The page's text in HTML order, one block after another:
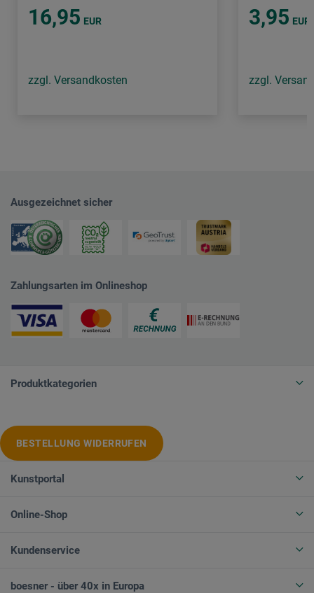
16,95 EUR
zzgl. Versandkosten
3,95 EUR
zzgl.
Ausgezeichnet sicher
Zahlungsarten im Onlineshop
Produktkategorien
BESTELLUNG WIDERRUFEN
Kunstportal
Online-Shop
Kundenservice
boesner - über 40x in Europa